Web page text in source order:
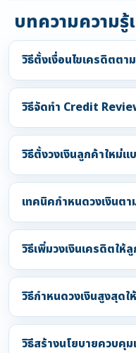
บทความความ
วิธีตั้งเงื่อนไขเครดิตตา
วิธีจัดทำ Credit
วิธีตั้งวงเงินลูกค้าใหม่
เทคนิคกำหนดวงเงินต
วิธีเพิ่มวงเงินเครดิตให้
วิธีกำหนดวงเงินสูงสุดใ
วิธีสร้างนโยบายควบคุ